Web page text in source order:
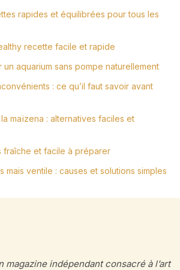
rapides et équilibrées pour tous les
recette facile et rapide
aquarium sans pompe naturellement
: ce qu’il faut savoir avant
maïzena : alternatives faciles et
fraîche et facile à préparer
mais ventile : causes et solutions simples
magazine indépendant consacré à l’art